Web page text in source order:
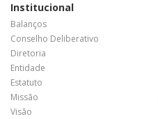
Institucional
Balanços
Conselho Deliberativo
Diretoria
Entidade
Estatuto
Missão
Visão